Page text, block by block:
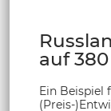
auf
Ein Beispiel
(Preis-